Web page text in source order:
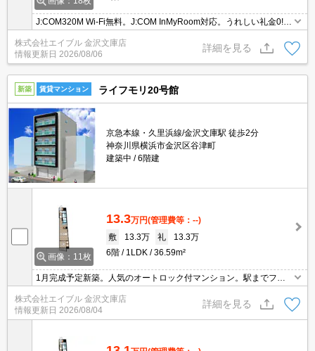
J:COM320M Wi-Fi無料。J:COM InMyRoom対応。うれしい礼金0!。
駅近。駅まで平坦。全室南向き。日当たり良好！心地よい室内環
境！。オンライン申込対応可。仲介手数料家賃の55%。
株式会社エイブル 金沢文庫店
情報更新日 2026/08/06
詳細を見る
新築 賃貸マンション ライフモリ20号館
京急本線・久里浜線/金沢文庫駅 徒歩2分
神奈川県横浜市金沢区谷津町
建築中
6階建
画像：11枚
13.3万円(管理費等：--)
敷
13.3万 礼
13.3万
6階
1LDK 36.59m²
1月完成予定新築。人気のオートロック付マンション。駅までフラ
ット。エレベーター1基付き。経済的な都市ガス使用。仲介手数料
家賃の0.55ヵ月分。
株式会社エイブル 金沢文庫店
情報更新日 2026/08/04
詳細を見る